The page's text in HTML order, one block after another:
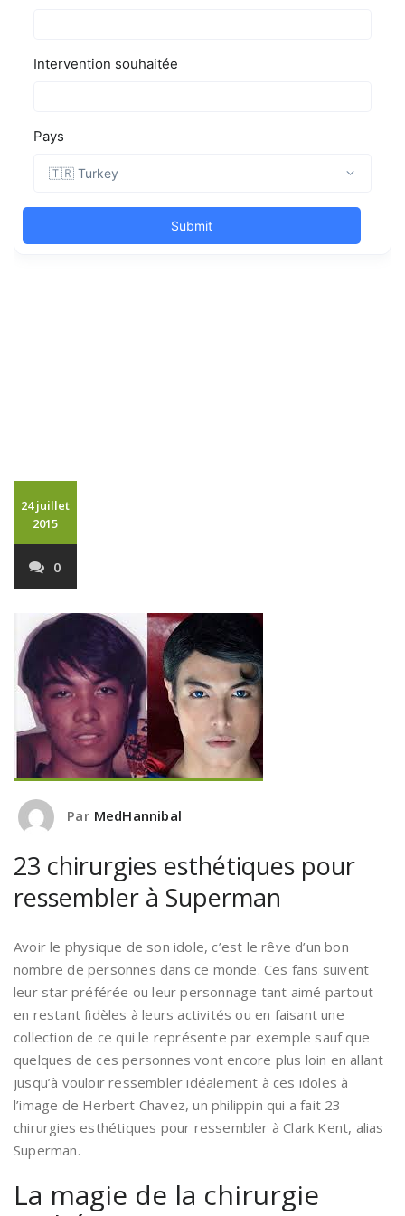
24 juillet
2015
0
Par MedHannibal
23 chirurgies esthétiques pour
ressembler à Superman
Avoir le physique de son idole, c’est le rêve d’un bon
nombre de personnes dans ce monde. Ces fans suivent
leur star préférée ou leur personnage tant aimé partout
en restant fidèles à leurs activités ou en faisant une
collection de ce qui le représente par exemple sauf que
quelques de ces personnes vont encore plus loin en allant
jusqu’à vouloir ressembler idéalement à ces idoles à
l’image de Herbert Chavez, un philippin qui a fait 23
chirurgies esthétiques pour ressembler à Clark Kent, alias
Superman.
La magie de la chirurgie